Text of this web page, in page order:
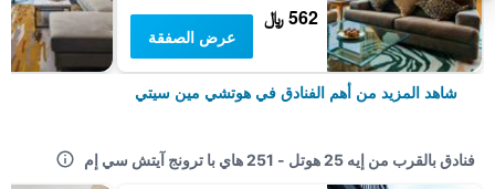
562 ﷼
عرض الصفقة
شاهد المزيد من أهم الفنادق في هوتشي مين سيتي
فنادق بالقرب من إيه 25 هوتل - 251 هاي با ترونج آيتش سي إم